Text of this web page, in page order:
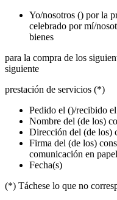
Yo/nosotros () por la
celebrado por mí/
bienes
para la compra de los
siguiente
prestación de servicios (*)
Pedido el ()/recibido
Nombre del (de los)
Dirección del (de los)
Firma del (de los)
comunicación en
Fecha(s)
(*) Táchese lo que no